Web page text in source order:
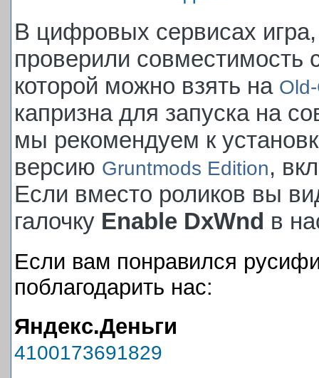
В цифровых сервисах
проверили совместимость
которой можно взять на
капризна для запуска на
мы рекомендуем к
версию Gruntmods Edition,
Если вместо роликов вы
галочку Enable DxWnd в
Если вам понравился
поблагодарить нас:
Яндекс.Деньги
4100173691829